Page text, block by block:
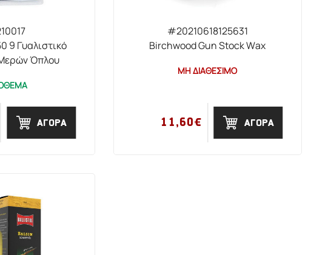
9 Γυαλιστικό
Όπλου
ΑΓΟΡΑ
#20210618125631
Birchwood Gun Stock Wax
ΜΗ ΔΙΑΘΕΣΙΜΟ
11,60€ ΑΓΟΡΑ